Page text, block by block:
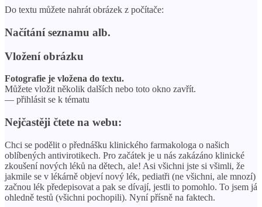
Do textu můžete nahrát obrázek z počítače:
Načítání seznamu alb.
Vložení obrázku
Fotografie je vložena do textu.
Můžete vložit několik dalších nebo toto okno zavřít.
— přihlásit se k tématu
Nejčastěji čtete na webu:
Chci se podělit o přednášku klinického farmakologa o našich
oblíbených antivirotikech. Pro začátek je u nás zakázáno klinické
zkoušení nových léků na dětech, ale! Asi všichni jste si všimli, že
jakmile se v lékárně objeví nový lék, pediatři (ne všichni, ale mnozí)
začnou lék předepisovat a pak se dívají, jestli to pomohlo. To jsem já
ohledně testů (všichni pochopili). Nyní přísně na faktech.